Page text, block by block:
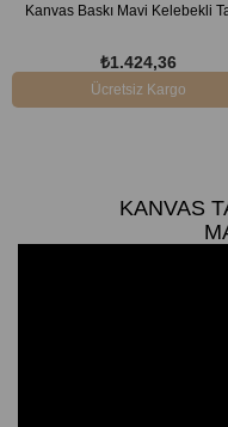
Kanvas Baskı Mavi Kelebekli
₺1.424,36
Ücretsiz Kargo
KANVAS